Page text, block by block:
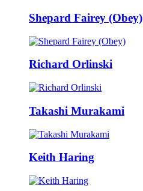
Shepard Fairey (Obey)
Richard Orlinski
Takashi Murakami
Keith Haring